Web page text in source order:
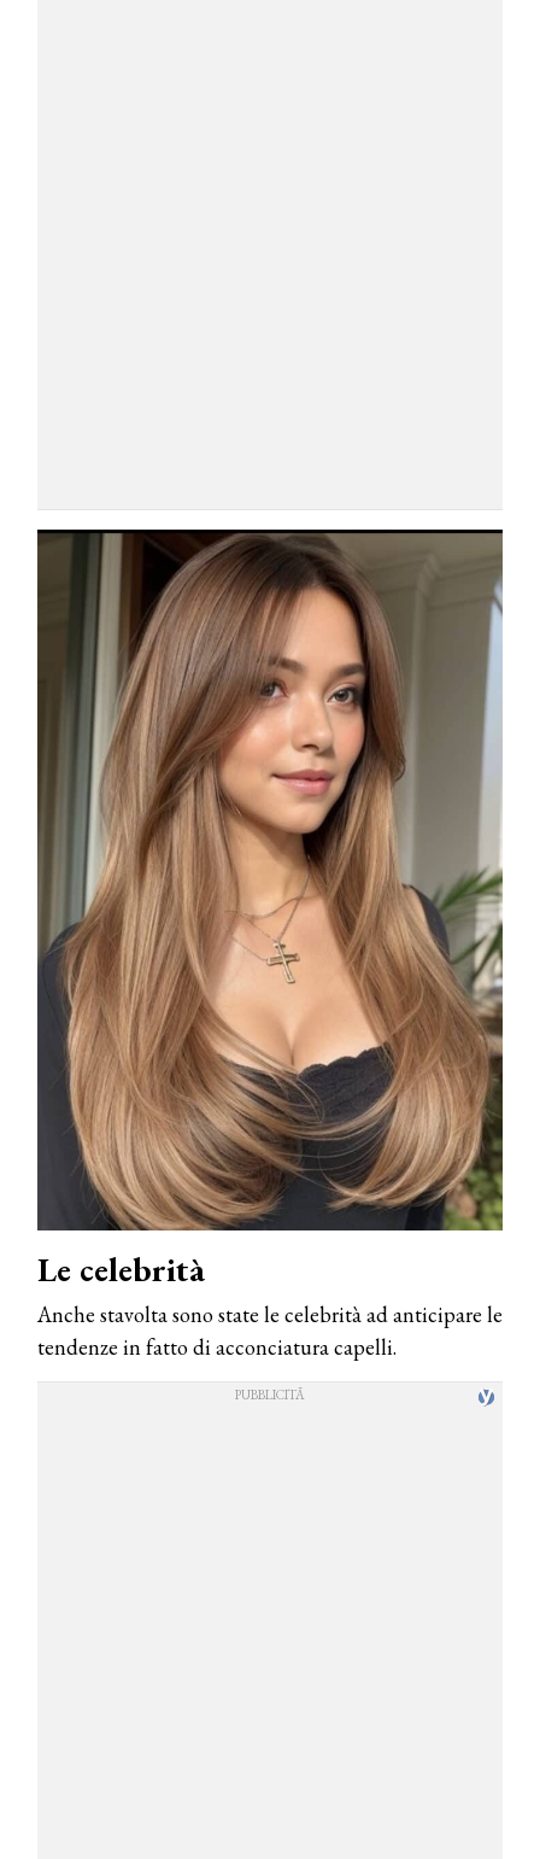
Le celebrità
Anche stavolta sono state le celebrità ad anticipare le
tendenze in fatto di acconciatura capelli.